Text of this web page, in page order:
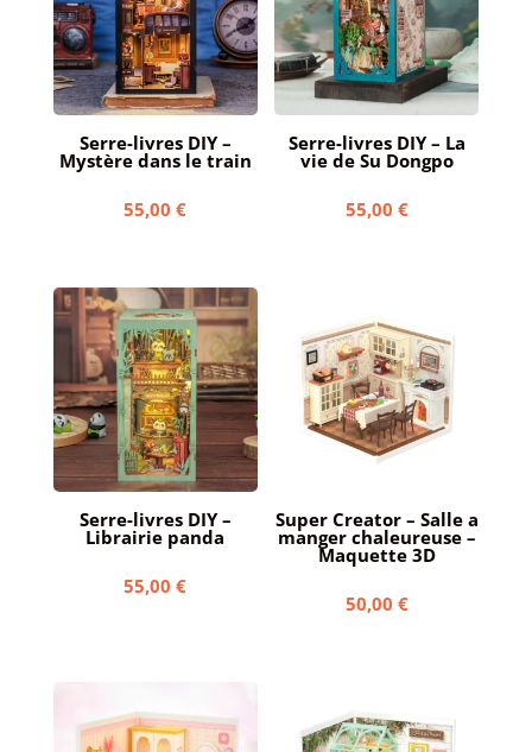
Serre-livres DIY –
Mystère dans le train
55,00€
Serre-livres DIY – La
vie de Su Dongpo
55,00 €
Serre-livres DIY –
Librairie panda
55,00€
Super Creator – Salle a
manger chaleureuse –
Maquette 3D
50,00 €